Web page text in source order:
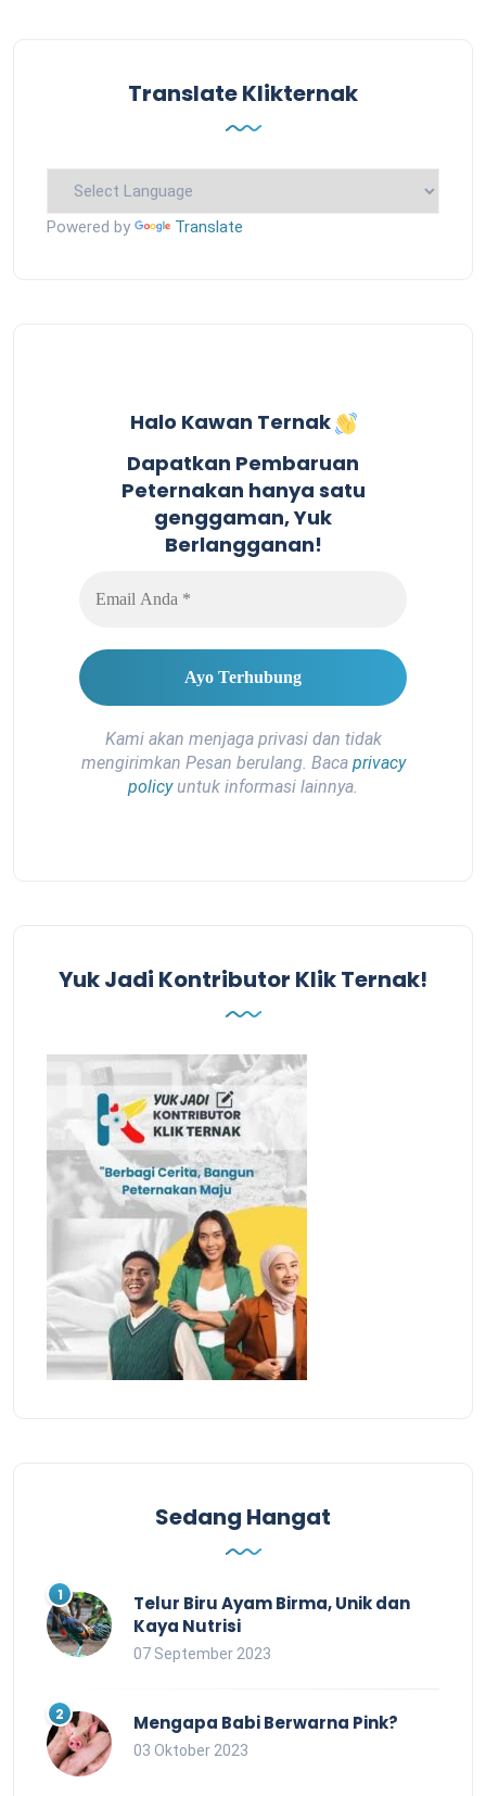
Translate Klikternak
Powered by Translate
Halo Kawan Ternak
Dapatkan Pembaruan
Peternakan hanya satu
genggaman, Yuk
Berlangganan!
Kami akan menjaga privasi dan tidak
mengirimkan Pesan berulang. Baca privacy
policyuntuk informasi lainnya.
Yuk Jadi Kontributor Klik Ternak!
Sedang Hangat
Telur Biru Ayam Birma, Unik dan
Kaya Nutrisi
07 September 2023
Mengapa Babi Berwarna Pink?
03 Oktober 2023